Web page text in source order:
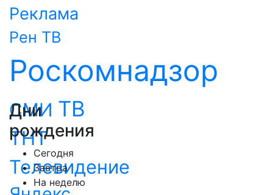
Реклама
Рен ТВ
Роскомнадзор
СМИ ТВ
ТНТ
Телевидение
Дни
рождения
Сегодня
Завтра
На неделю